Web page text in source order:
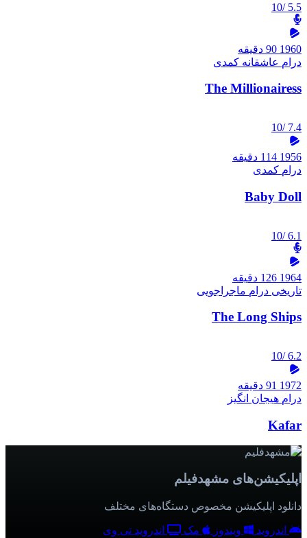
5.5
/10
1960 90 دقیقه
درام عاشقانه کمدی
The Millionairess
7.4
/10
1956 114 دقیقه
درام کمدی
Baby Doll
6.1
/10
1964 126 دقیقه
تاریخی درام ماجراجویی
The Long Ships
6.2
/10
1972 91 دقیقه
درام هیجان انگیز
Kafar
اپلیکیشن‌های مشهدفیلم
دانلود اپلیکیشن مخصوص دستگاه‌های مختلف
اندروید ویندوز مک اندروید تی وی